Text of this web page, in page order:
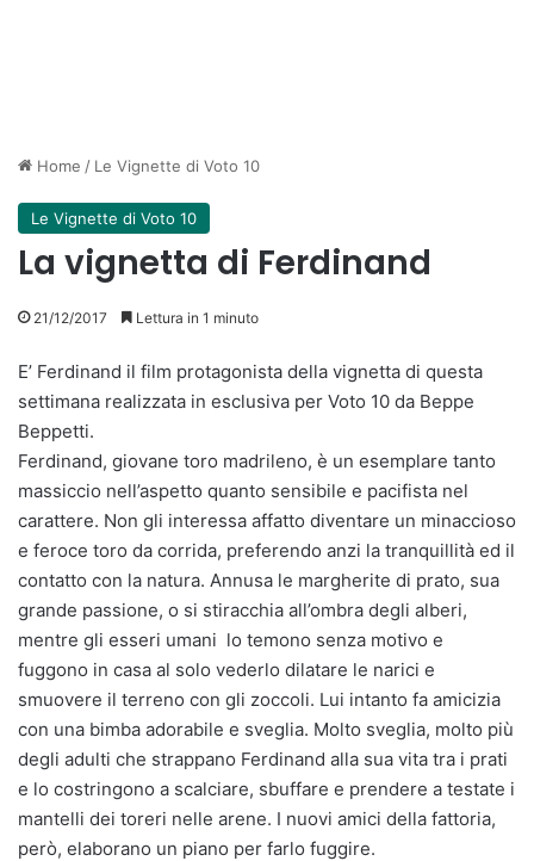
Home / Le Vignette di Voto 10
Le Vignette di Voto 10
La vignetta di Ferdinand
21/12/2017 Lettura in 1 minuto
E’ Ferdinand il film protagonista della vignetta di questa
settimana realizzata in esclusiva per Voto 10 da Beppe
Beppetti.
Ferdinand, giovane toro madrileno, è un esemplare tanto
massiccio nell’aspetto quanto sensibile e pacifista nel
carattere. Non gli interessa affatto diventare un minaccioso
e feroce toro da corrida, preferendo anzi la tranquillità ed il
contatto con la natura. Annusa le margherite di prato, sua
grande passione, o si stiracchia all’ombra degli alberi,
mentre gli esseri umani lo temono senza motivo e
fuggono in casa al solo vederlo dilatare le narici e
smuovere il terreno con gli zoccoli. Lui intanto fa amicizia
con una bimba adorabile e sveglia. Molto sveglia, molto più
degli adulti che strappano Ferdinand alla sua vita tra i prati
e lo costringono a scalciare, sbuffare e prendere a testate i
mantelli dei toreri nelle arene. I nuovi amici della fattoria,
però, elaborano un piano per farlo fuggire.